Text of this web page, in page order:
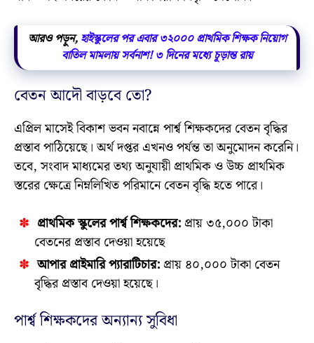
আরও পড়ুন, হাইস্কুলের পর এবার ৩২০০০ প্রাথমিক শিক্ষক নিয়োগ
বাতিল মামলায় সর্বনাশ! ৩ দিনের মধ্যে চূড়ান্ত রায়
বেতন আদৌ বাড়বে তো?
এপ্রিল মাসেই বিকাশ ভবন নবান্নে পার্শ্ব শিক্ষকদের বেতন বৃদ্ধির
প্রস্তাব পাঠিয়েছে। অর্থ দপ্তর এখনও পর্যন্ত তা অনুমোদন করেনি।
তবে, সংবাদ মাধ্যমের তথ্য অনুযায়ী প্রাথমিক ও উচ্চ প্রাথমিক
স্তরের ক্ষেত্রে নিম্নলিখিত পরিমানে বেতন বৃদ্ধি হতে পারে।
প্রাথমিক স্কুলের পার্শ্ব শিক্ষকদের: প্রায় ৩৫,০০০ টাকা
বেতনের প্রস্তাব দেওয়া হয়েছে
আপার প্রাইমারি প্যারাটিচার: প্রায় ৪০,০০০ টাকা বেতন
বৃদ্ধির প্রস্তাব দেওয়া হয়েছে।
পার্শ্ব শিক্ষকদের অন্যান্য সুবিধা